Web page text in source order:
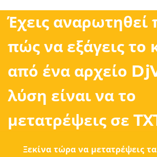
Έχεις αναρωτηθεί
πώς να εξάγεις το
από ένα αρχείο
λύση είναι να το
μετατρέψεις σε
Ξεκίνα τώρα να μετατρέψεις